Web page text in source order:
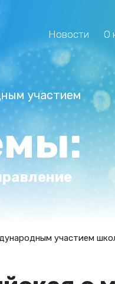
Новости О
участием
участием